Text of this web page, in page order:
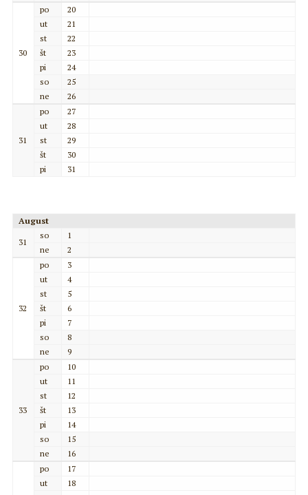
30
po
20
ut
21
st
22
št
23
pi
24
so
25
ne
26
31
po
27
ut
28
st
29
št
30
pi
31
August
31
so
1
ne
2
32
po
3
ut
4
st
5
št
6
pi
7
so
8
ne
9
33
po
10
ut
11
st
12
št
13
pi
14
so
15
ne
16
po
17
ut
18